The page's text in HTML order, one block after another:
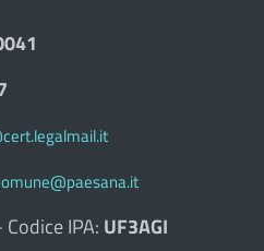
IPA: UF3AGI